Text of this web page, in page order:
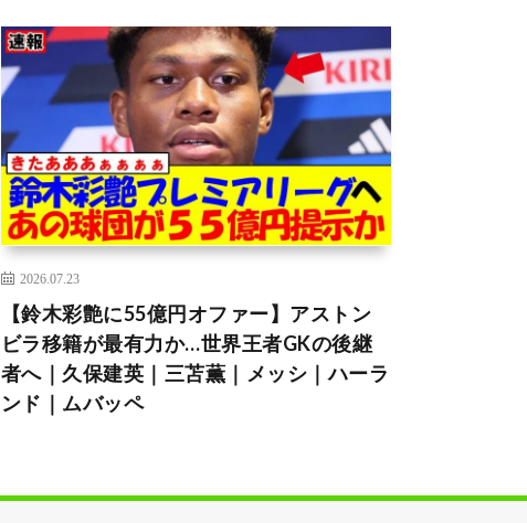
2026.07.23
【鈴木彩艶に55億円オファー】アストン
ビラ移籍が最有力か…世界王者GKの後継
者へ｜久保建英｜三苫薫｜メッシ｜ハーラ
ンド｜ムバッペ